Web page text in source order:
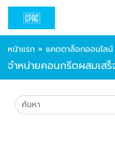
หน้าแรก » แคตตาล็อกออนไลน์
จำหน่ายคอนกรีตผสมเส